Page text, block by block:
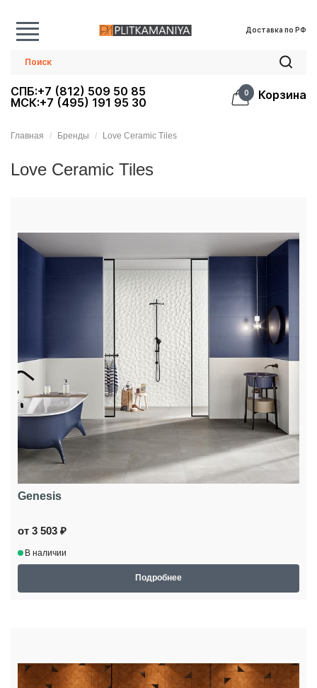
Доставка по РФ
СПБ:+7 (812) 509 50 85
МСК:+7 (495) 191 95 30
0 Корзина
Главная Бренды Love Ceramic Tiles
Love Ceramic Tiles
Genesis
от 3 503 ₽
В наличии
Подробнее